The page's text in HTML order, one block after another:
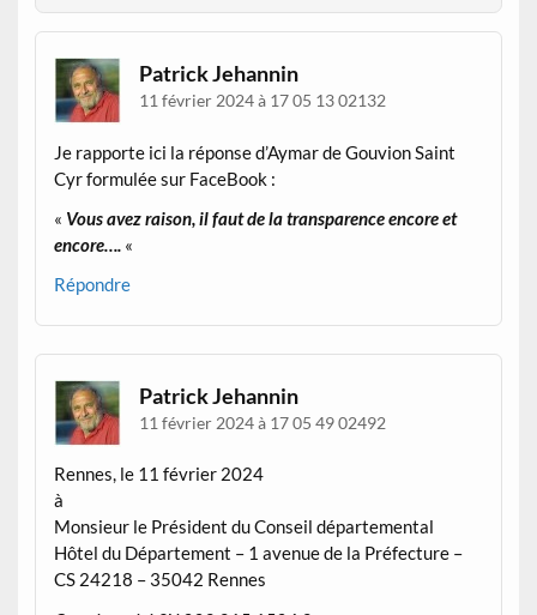
Patrick Jehannin
11 février 2024 à 17 05 13 02132
Je rapporte ici la réponse d’Aymar de Gouvion Saint
Cyr formulée sur FaceBook :
« Vous avez raison, il faut de la transparence encore et
encore…. «
Répondre
Patrick Jehannin
11 février 2024 à 17 05 49 02492
Rennes, le 11 février 2024
à
Monsieur le Président du Conseil départemental
Hôtel du Département – 1 avenue de la Préfecture –
CS 24218 – 35042 Rennes